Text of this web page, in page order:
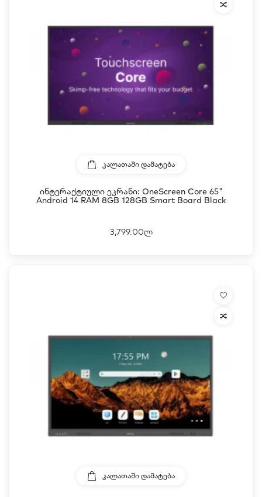
ᲙᲐᲚᲐᲗᲐᲨᲘ ᲓᲐᲛᲐᲢᲔᲑᲐ
Ინტერაქტიული Ეკრანი: OneScreen Core 65"
Android 14 RAM 8GB 128GB Smart Board Black
3,799.00ლ
ᲙᲐᲚᲐᲗᲐᲨᲘ ᲓᲐᲛᲐᲢᲔᲑᲐ